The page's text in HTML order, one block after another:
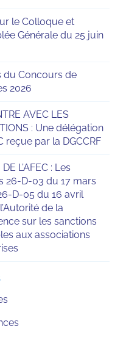
le Colloque et
Générale du 25 juin
du Concours de
2026
AVEC LES
: Une délégation
reçue par la DGCCRF
L’AFEC : Les
26-D-03 du 17 mars
D-05 du 16 avril
de la
sur les sanctions
aux associations